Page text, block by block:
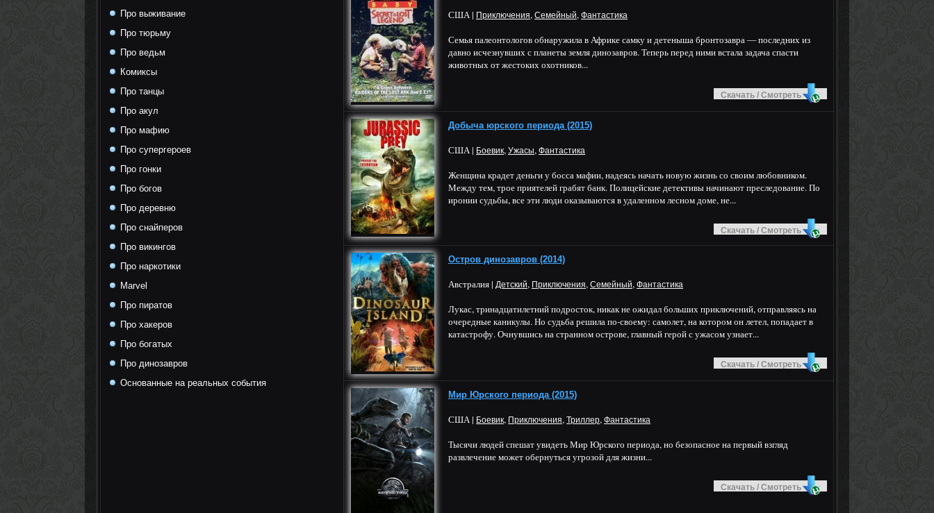
Про выживание
Про тюрьму
Про ведьм
Комиксы
Про танцы
Про акул
Про мафию
Про супергероев
Про гонки
Про богов
Про деревню
Про снайперов
Про викингов
Про наркотики
Marvel
Про пиратов
Про хакеров
Про богатых
Про динозавров
Основанные на реальных события
США | Приключения, Семейный, Фантастика
Семья палеонтологов обнаружила в Африке самку и детеныша бронтозавра — последних из
давно исчезнувших с планеты земля динозавров. Теперь перед ними встала задача спасти
животных от жестоких охотников...
Скачать / Смотреть
Добыча юрского периода (2015)
США | Боевик, Ужасы, Фантастика
Женщина крадет деньги у босса мафии, надеясь начать новую жизнь со своим любовником.
Между тем, трое приятелей грабят банк. Полицейские детективы начинают преследование. По
иронии судьбы, все эти люди оказываются в удаленном лесном доме, не...
Скачать / Смотреть
Остров динозавров (2014)
Австралия | Детский, Приключения, Семейный, Фантастика
Лукас, тринадцатилетний подросток, никак не ожидал больших приключений, отправляясь на
очередные каникулы. Но судьба решила по-своему: самолет, на котором он летел, попадает в
катастрофу. Очнувшись на странном острове, главный герой с ужасом узнает...
Скачать / Смотреть
Мир Юрского периода (2015)
США | Боевик, Приключения, Триллер, Фантастика
Тысячи людей спешат увидеть Мир Юрского периода, но безопасное на первый взгляд
развлечение может обернуться угрозой для жизни...
Скачать / Смотреть